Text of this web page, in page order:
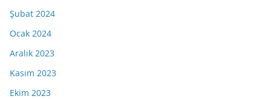
Şubat 2024
Ocak 2024
Aralık 2023
Kasım 2023
Ekim 2023